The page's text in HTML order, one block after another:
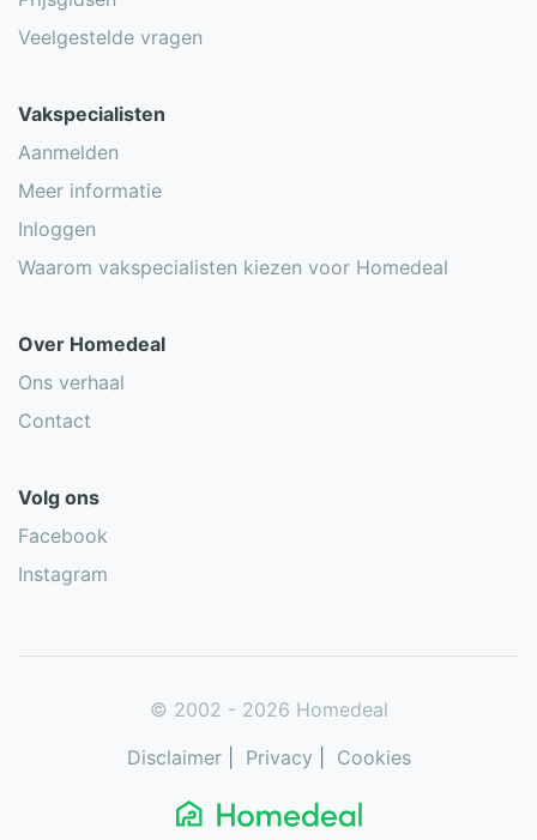
woningwaarde
Veelgestelde vragen
Vakspecialisten
Aanmelden
Meer informatie
Inloggen
Waarom vakspecialisten kiezen voor Homedeal
Over Homedeal
Ons verhaal
Contact
Volg ons
Facebook
Instagram
© 2002 - 2026 Homedeal
Disclaimer| Privacy Cookies